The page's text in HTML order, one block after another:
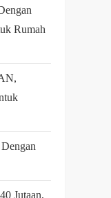
Rumah
Jutaan,